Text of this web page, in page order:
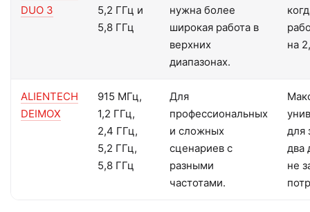
DUO 3
5,2 ГГц и
5,8 ГГц
нужна более
широкая работа в
верхних
диапазонах.
на
ALIENTECH
DEIMOX
915 МГц,
1,2 ГГц,
2,4 ГГц,
5,2 ГГц,
5,8 ГГц
Для
профессиональных
и сложных
сценариев с
разными
частотами.
для
два
не